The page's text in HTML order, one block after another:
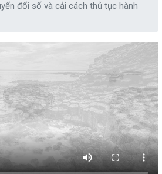
đổi số và cải cách thủ tục hành